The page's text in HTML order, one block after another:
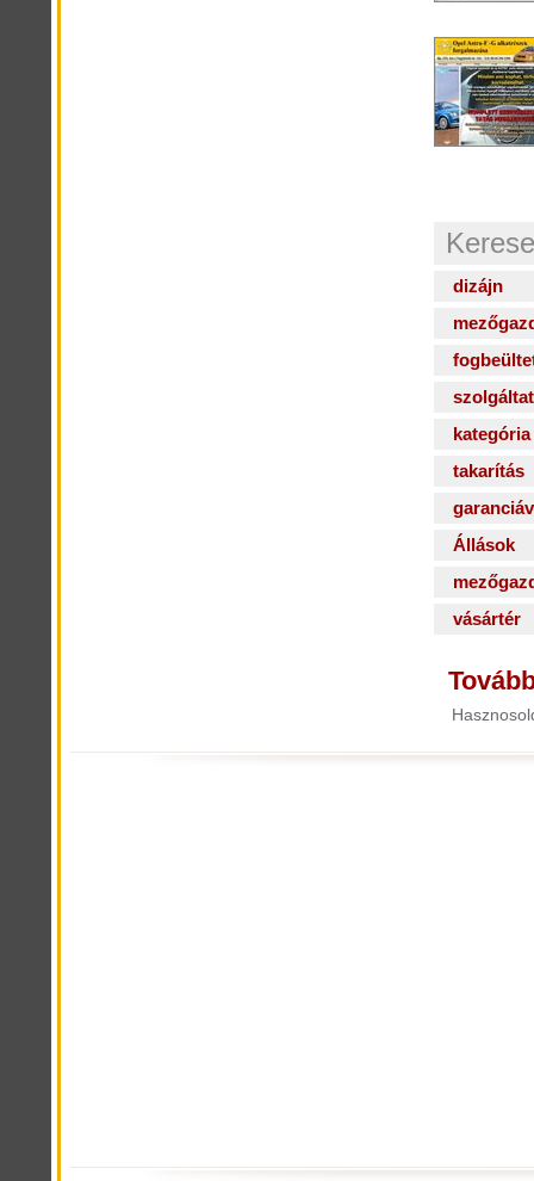
dizájn
kategória
takarítás
Állások
vásártér